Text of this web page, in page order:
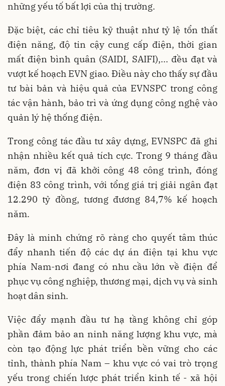
những yếu tố bất lợi của thị trường.
Đặc biệt, các chỉ tiêu kỹ thuật như tỷ lệ tổn thất
điện năng, độ tin cậy cung cấp điện, thời gian
mất điện bình quân (SAIDI, SAIFI),... đều đạt và
vượt kế hoạch EVN giao. Điều này cho thấy sự đầu
tư bài bản và hiệu quả của EVNSPC trong công
tác vận hành, bảo trì và ứng dụng công nghệ vào
quản lý hệ thống điện.
Trong công tác đầu tư xây dựng, EVNSPC đã ghi
nhận nhiều kết quả tích cực. Trong 9 tháng đầu
năm, đơn vị đã khởi công 48 công trình, đóng
điện 83 công trình, với tổng giá trị giải ngân đạt
12.290 tỷ đồng, tương đương 84,7% kế hoạch
năm.
Đây là minh chứng rõ ràng cho quyết tâm thúc
đẩy nhanh tiến độ các dự án điện tại khu vực
phía Nam-nơi đang có nhu cầu lớn về điện để
phục vụ công nghiệp, thương mại, dịch vụ và sinh
hoạt dân sinh.
Việc đẩy mạnh đầu tư hạ tầng không chỉ góp
phần đảm bảo an ninh năng lượng khu vực, mà
còn tạo động lực phát triển bền vững cho các
tỉnh, thành phía Nam – khu vực có vai trò trọng
yếu trong chiến lược phát triển kinh tế - xã hội